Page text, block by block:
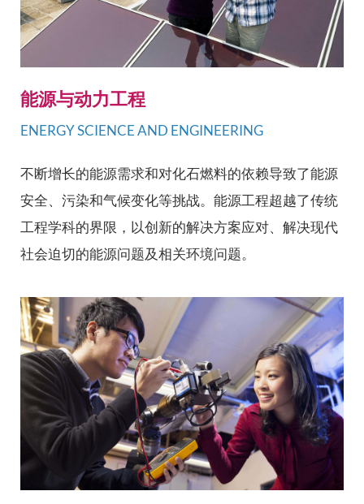
能源与动力工程
ENERGY SCIENCE AND ENGINEERING
不断增长的能源需求和对化石燃料的依赖导致了能源
安全、污染和气候变化等挑战。能源工程超越了传统
工程学科的界限，以创新的解决方案应对、解决现代
社会迫切的能源问题及相关环境问题。